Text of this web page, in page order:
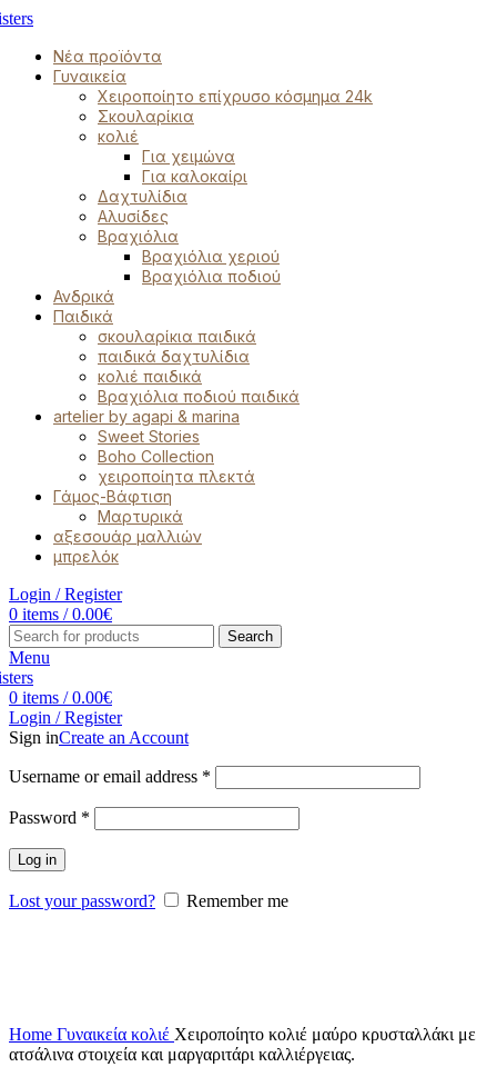
Νέα προϊόντα
Γυναικεία
Χειροποίητο επίχρυσο κόσμημα 24k
Σκουλαρίκια
κολιέ
Για χειμώνα
Για καλοκαίρι
Δαχτυλίδια
Αλυσίδες
Βραχιόλια
Βραχιόλια χεριού
Βραχιόλια ποδιού
Ανδρικά
Παιδικά
σκουλαρίκια παιδικά
παιδικά δαχτυλίδια
κολιέ παιδικά
Βραχιόλια ποδιού παιδικά
artelier by agapi & marina
Sweet Stories
Boho Collection
χειροποίητα πλεκτά
Γάμος-Βάφτιση
Μαρτυρικά
αξεσουάρ μαλλιών
μπρελόκ
Login / Register
0 items / 0.00€
Search
Menu
0 items / 0.00€
Login / Register
Sign inCreate an Account
Username or email address *
Password *
Log in
Lost your password? Remember me
Home Γυναικεία κολιέ Χειροποίητο κολιέ μαύρο κρυσταλλάκι με
ατσάλινα στοιχεία και μαργαριτάρι καλλιέργειας.